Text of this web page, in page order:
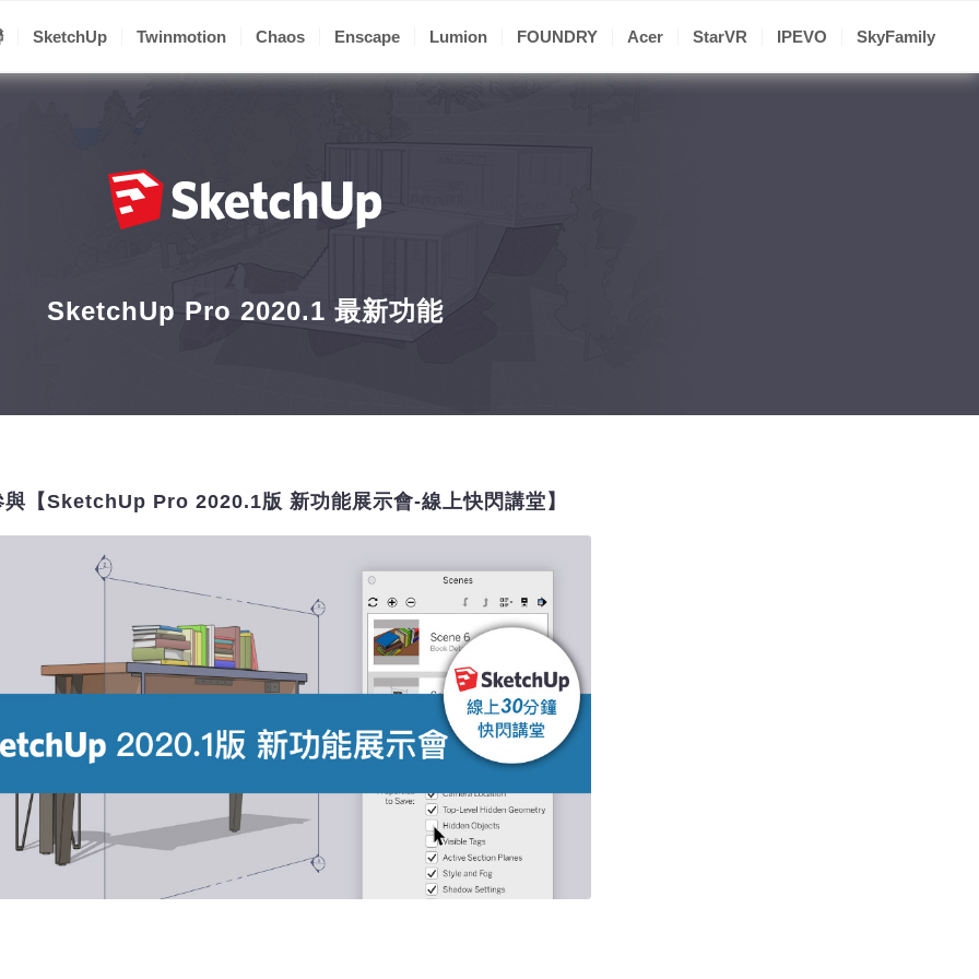
SketchUp Twinmotion Chaos Enscape Lumion FOUNDRY Acer StarVR IPEVO SkyFamily
SketchUp Pro 2020.1 最新功能
與【SketchUp Pro 2020.1版 新功能展示會-線上快閃講堂】